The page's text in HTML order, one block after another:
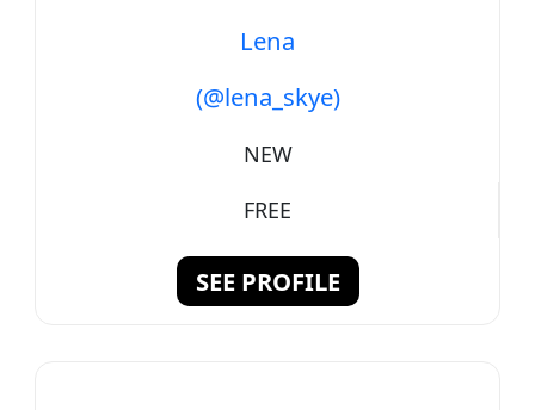
Lena
(@lena_skye)
NEW
SEE PROFILE
FREE